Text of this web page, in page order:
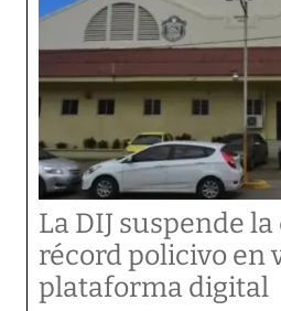
La DIJ suspende
récord policivo en
plataforma digital